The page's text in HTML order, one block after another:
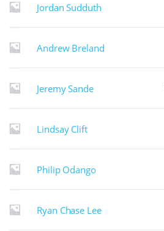
Jordan Sudduth
Andrew Breland
Jeremy Sande
Lindsay Clift
Philip Odango
Ryan Chase Lee